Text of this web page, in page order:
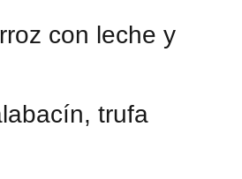
con leche y
trufa